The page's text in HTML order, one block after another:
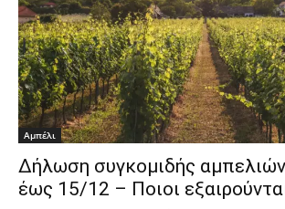
Αμπέλι
Δήλωση συγκομιδής
έως 15/12 – Ποιοι